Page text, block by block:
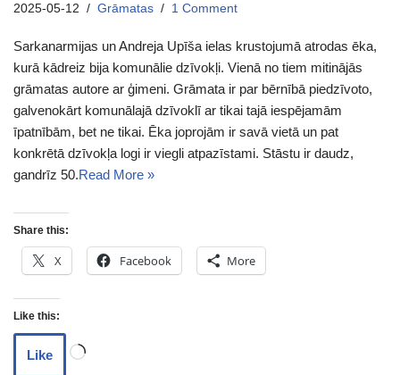
2025-05-12 Grāmatas 1 Comment
Sarkanarmijas un Andreja Upīša ielas krustojumā atrodas ēka,
kurā kādreiz bija komunālie dzīvokļi. Vienā no tiem mitinājās
grāmatas autore ar ģimeni. Grāmata ir par bērnībā piedzīvoto,
galvenokārt komunālajā dzīvoklī ar tikai tajā iespējamām
īpatnībām, bet ne tikai. Ēka joprojām ir savā vietā un pat
konkrētā dzīvokļa logi ir viegli atpazīstami. Stāstu ir daudz,
gandrīz 50.Read More »
Share this:
X Facebook More
Like this:
Like